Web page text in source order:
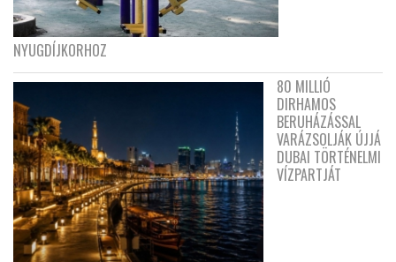
NYUGDÍJKORHOZ
80 MILLIÓ
DIRHAMOS
BERUHÁZÁSSAL
VARÁZSOLJÁK ÚJJÁ
DUBAI TÖRTÉNELMI
VÍZPARTJÁT